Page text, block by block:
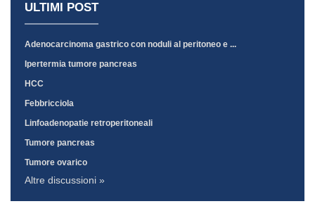
ULTIMI POST
Adenocarcinoma gastrico con noduli al peritoneo e ...
Ipertermia tumore pancreas
HCC
Febbricciola
Linfoadenopatie retroperitoneali
Tumore pancreas
Tumore ovarico
Altre discussioni »